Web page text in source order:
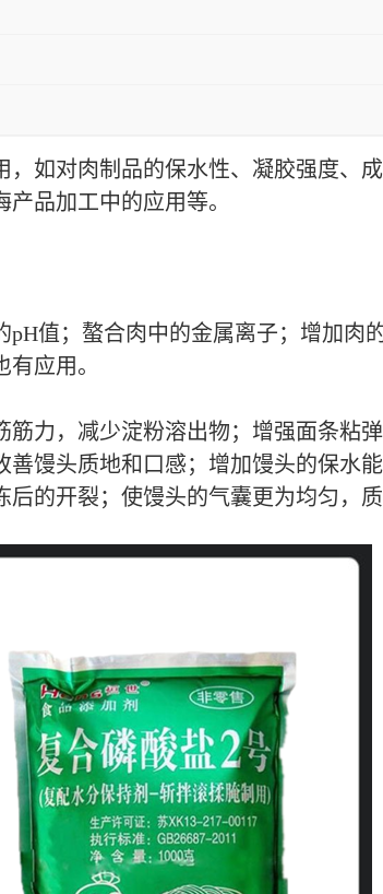
如对肉制品的保水性、凝胶强度、
品加工中的应用等。
值；螯合肉中的金属离子；增加肉
应用。
力，减少淀粉溶出物；增强面条粘
馒头质地和口感；增加馒头的保水
的开裂；使馒头的气囊更为均匀，质